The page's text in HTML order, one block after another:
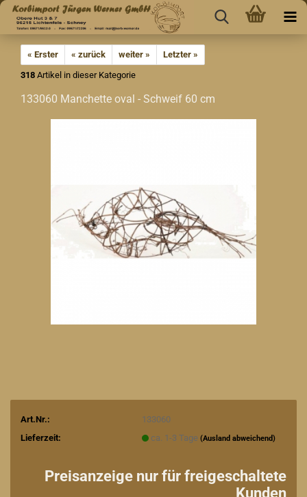
« Erster « zurück weiter »
Letzter »
318 Artikel in dieser Kategorie
133060 Manchette oval - Schweif 60 cm
Art.Nr.:
133060
Lieferzeit:
ca. 1-3 Tage (Ausland abweichend)
Preisanzeige nur für freigeschaltete
Kunden